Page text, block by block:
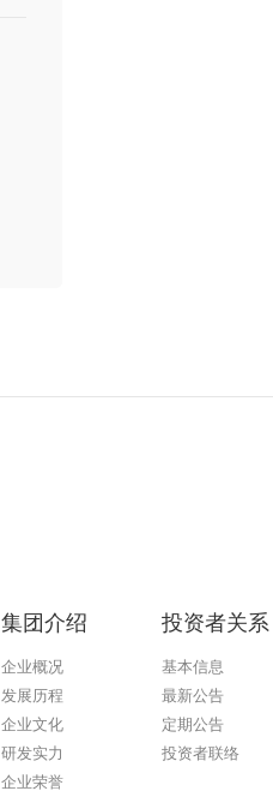
集团介绍
企业概况
发展历程
企业文化
研发实力
企业荣誉
投资者关系
基本信息
最新公告
定期公告
投资者联络